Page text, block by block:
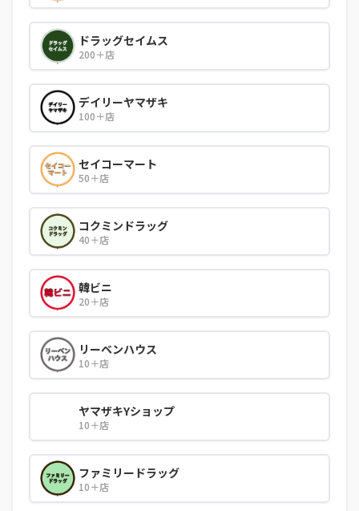
ドラッグセイムス
200＋店
デイリーヤマザキ
100＋店
セイコーマート
50＋店
コクミンドラッグ
40＋店
韓ビニ
20＋店
リーベンハウス
10＋店
ヤマザキYショップ
10＋店
ファミリードラッグ
10＋店